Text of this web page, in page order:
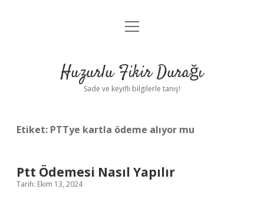
Anasayfa
Yasal Uyarı
menüyü
Huzurlu Fikir Durağı
Sade ve keyifli bilgilerle tanış!
Etiket: PTTye kartla ödeme alıyor mu
Ptt Ödemesi Nasıl Yapılır
Tarih: Ekim 13, 2024